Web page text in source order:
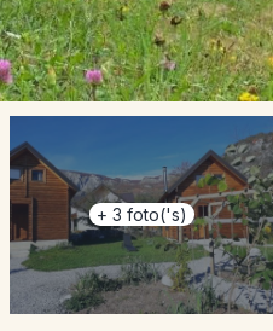
+ 3 foto('s)